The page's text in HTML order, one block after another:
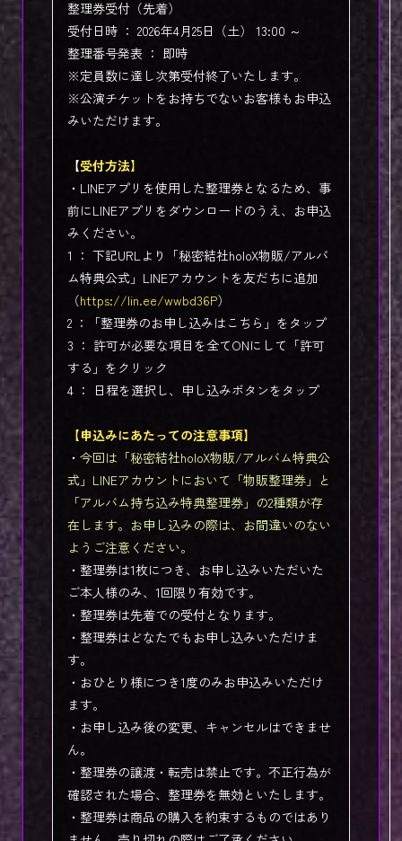
整理券受付（先着）
受付日時 ： 2026年4月25日（土） 13:00 ～
整理番号発表 ： 即時
※定員数に達し次第受付終了いたします。
※公演チケットをお持ちでないお客様もお申込
みいただけます。
【受付方法】
・LINEアプリを使用した整理券となるため、事
前にLINEアプリをダウンロードのうえ、お申込
みください。
1 ： 下記URLより「秘密結社holoX物販/アルバ
ム特典公式」LINEアカウントを友だちに追加
（https://lin.ee/wwbd36P）
2 ：「整理券のお申し込みはこちら」をタップ
3 ： 許可が必要な項目を全てONにして「許可
する」をクリック
4 ： 日程を選択し、申し込みボタンをタップ
【申込みにあたっての注意事項】
・ 今回は「秘密結社holoX物販/アルバム特典公
式」LINEアカウントにおいて「物販整理券」と
「アルバム持ち込み特典整理券」の2種類が存
在します。お申し込みの際は、お間違いのない
ようご注意ください。
・整理券は1枚につき、お申し込みいただいた
ご本人様のみ、1回限り有効です。
・整理券は先着での受付となります。
・整理券はどなたでもお申し込みいただけま
す。
・おひとり様につき1度のみお申込みいただけ
ます。
・お申し込み後の変更、キャンセルはできませ
ん。
・整理券の譲渡・転売は禁止です。不正行為が
確認された場合、整理券を無効といたします。
・整理券は商品の購入を約束するものではあり